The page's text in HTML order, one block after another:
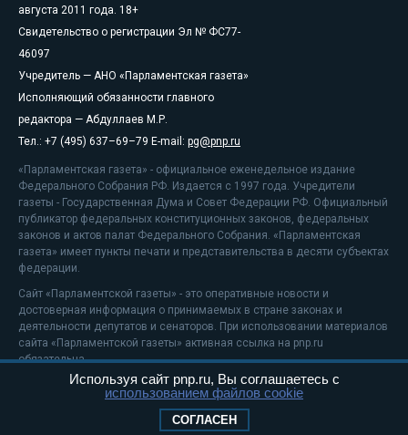
августа 2011 года. 18+
Свидетельство о регистрации Эл № ФС77-
46097
Учредитель — АНО «Парламентская газета»
Исполняющий обязанности главного
редактора — Абдуллаев М.Р.
Тел.: +7 (495) 637–69–79 E-mail: pg@pnp.ru
«Парламентская газета» - официальное еженедельное издание
Федерального Собрания РФ. Издается с 1997 года. Учредители
газеты - Государственная Дума и Совет Федерации РФ. Официальный
публикатор федеральных конституционных законов, федеральных
законов и актов палат Федерального Собрания. «Парламентская
газета» имеет пункты печати и представительства в десяти субъектах
федерации.
Сайт «Парламентской газеты» - это оперативные новости и
достоверная информация о принимаемых в стране законах и
деятельности депутатов и сенаторов. При использовании материалов
сайта «Парламентской газеты» активная ссылка на pnp.ru
обязательна.
На информационном ресурсе применяютсярекомендательные
Положение о защите персональных данных
Используя сайт pnp.ru, Вы соглашаетесь с
использованием файлов cookie
СОГЛАСЕН